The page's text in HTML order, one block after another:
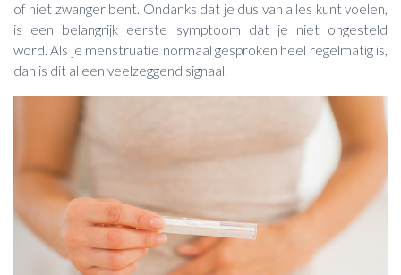
of niet zwanger bent. Ondanks dat je dus van alles kunt voelen,
is een belangrijk eerste symptoom dat je niet ongesteld
word. Als je menstruatie normaal gesproken heel regelmatig is,
dan is dit al een veelzeggend signaal.